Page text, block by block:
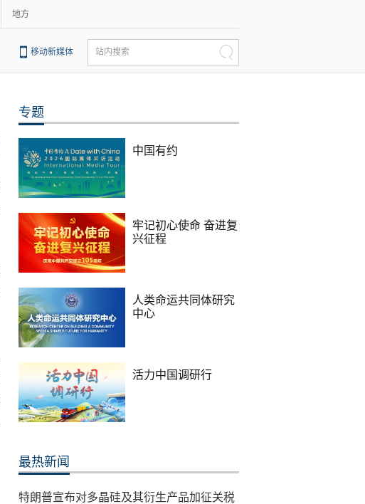
地方
移动新媒体 站内搜索
专题
中国有约
牢记初心使命 奋进复
兴征程
人类命运共同体研究
中心
活力中国调研行
最热新闻
特朗普宣布对多晶硅及其衍生产品加征关税